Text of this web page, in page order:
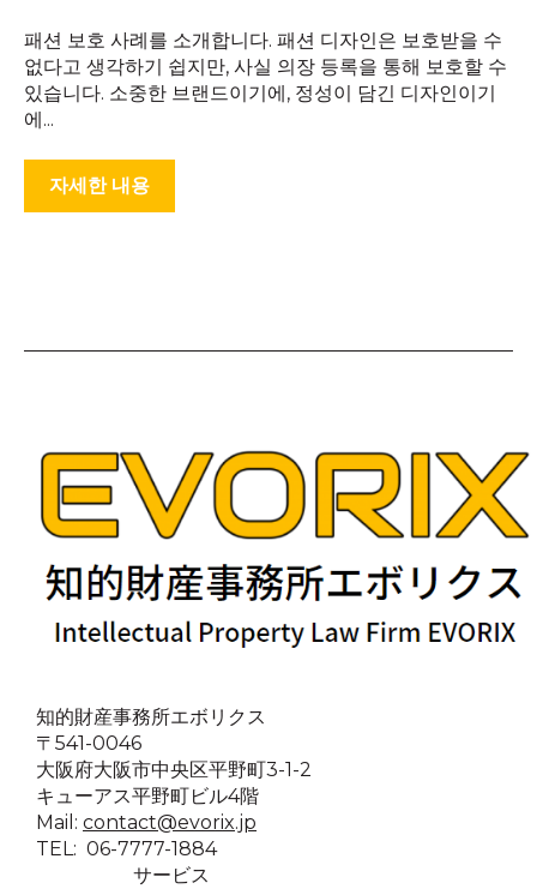
패션 보호 사례를 소개합니다. 패션 디자인은 보호받을 수
없다고 생각하기 쉽지만, 사실 의장 등록을 통해 보호할 수
있습니다. 소중한 브랜드이기에, 정성이 담긴 디자인이기
에...
자세한 내용
知的財産事務所エボリクス
〒541-0046
大阪府大阪市中央区平野町3-1-2
キューアス平野町ビル4階
Mail: contact@evorix.jp
TEL: 06-7777-1884
サービス